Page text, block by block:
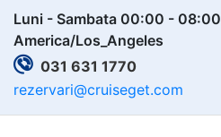
Luni - Sambata 00:00 - 08:00
America/Los_Angeles
031 631 1770
rezervari@cruiseget.com